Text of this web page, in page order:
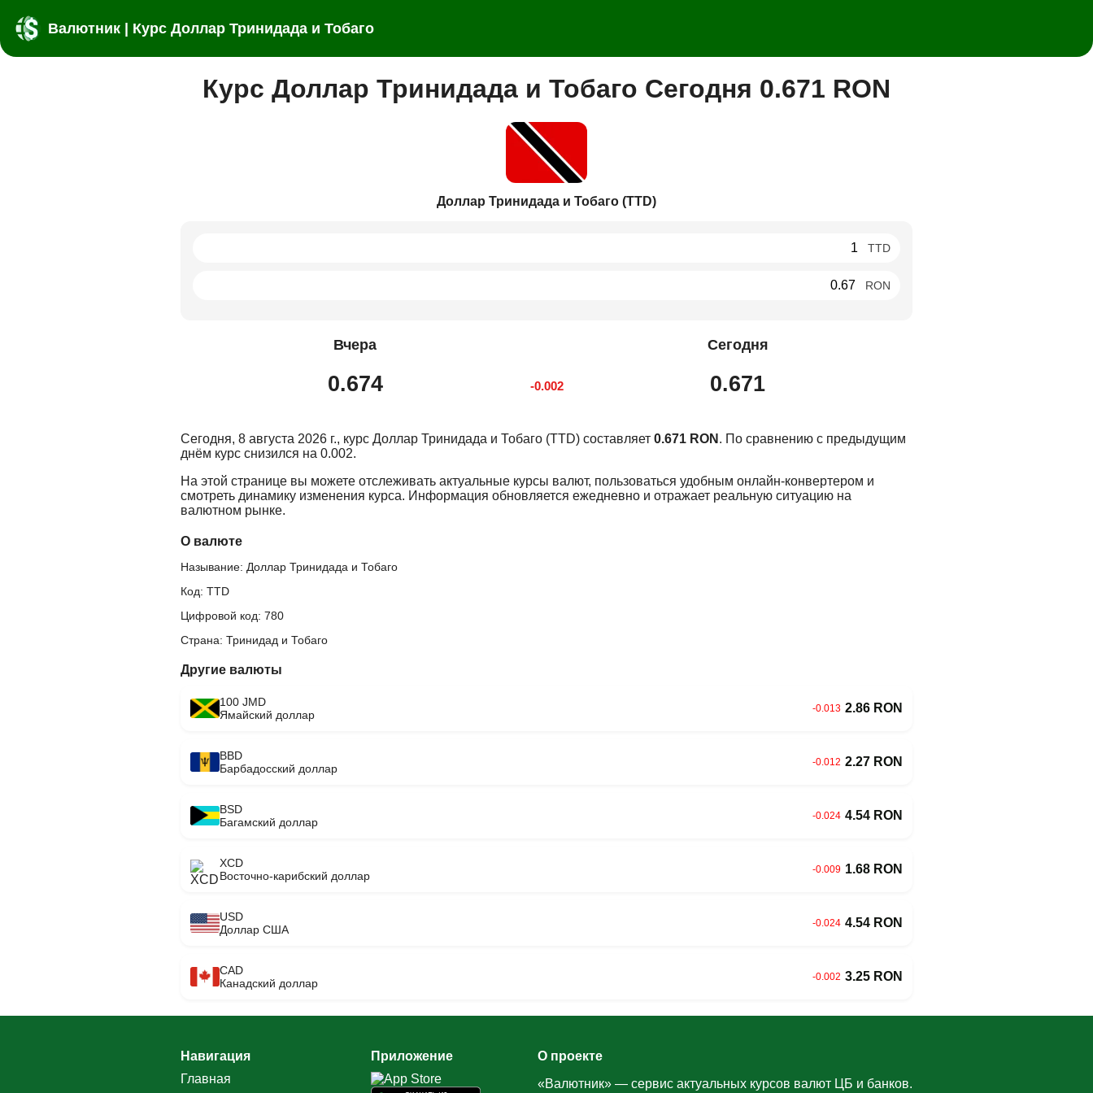
Валютник | Курс Доллар Тринидада и Тобаго
Курс Доллар Тринидада и Тобаго Сегодня 0.671 RON
Доллар Тринидада и Тобаго (TTD)
TTD
RON
Вчера
0.674 -0.002
Сегодня
0.671
Сегодня, 8 августа 2026 г., курс Доллар Тринидада и Тобаго (TTD) составляет 0.671 RON . По сравнению с предыдущим
днём курс снизился на 0.002.
На этой странице вы можете отслеживать актуальные курсы валют, пользоваться удобным онлайн-конвертером и
смотреть динамику изменения курса. Информация обновляется ежедневно и отражает реальную ситуацию на
валютном рынке.
О валюте
Называние: Доллар Тринидада и Тобаго
Код: TTD
Цифровой код: 780
Страна: Тринидад и Тобаго
Другие валюты
100 JMD
Ямайский доллар
-0.013 2.86 RON
BBD
Барбадосский доллар
-0.012 2.27 RON
BSD
Багамский доллар
-0.024 4.54 RON
XCD
Восточно-карибский доллар
-0.009 1.68 RON
USD
Доллар США
-0.024 4.54 RON
CAD
Канадский доллар
-0.002 3.25 RON
Навигация
Главная
Приложение
О проекте
«Валютник» — сервис актуальных курсов валют ЦБ и банков.